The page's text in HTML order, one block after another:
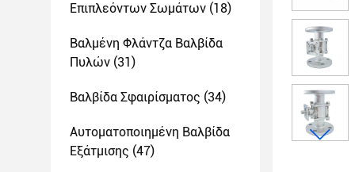
Επιπλεόντων Σωμάτων (18)
Βαλμένη Φλάντζα Βαλβίδα
Πυλών (31)
Βαλβίδα Σφαιρίσματος (34)
Αυτοματοποιημένη Βαλβίδα
Εξάτμισης (47)